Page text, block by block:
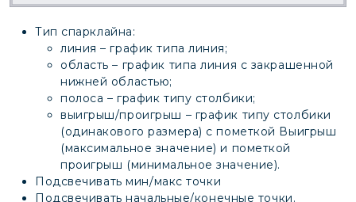
Тип спарклайна:
линия – график типа линия;
область – график типа линия с закрашенной
нижней областью;
полоса – график типу столбики;
выигрыш/проигрыш – график типу столбики
(одинакового размера) с пометкой Выигрыш
(максимальное значение) и пометкой
проигрыш (минимальное значение).
Подсвечивать мин/макс точки
Подсвечивать начальные/конечные точки.